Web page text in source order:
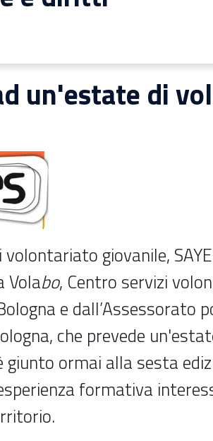
un'estate di
giovanile,
Volabo, Centro servizi
e dall’Assessorato
che prevede
giunto ormai alla sesta
formativa